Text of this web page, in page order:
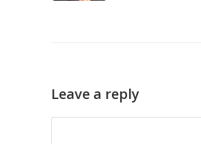
Leave a reply